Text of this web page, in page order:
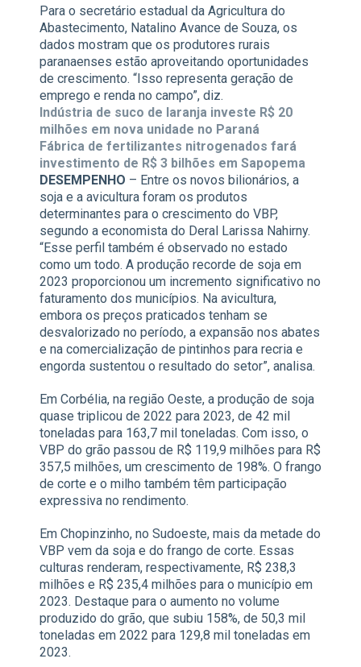
Para o secretário estadual da Agricultura do
Abastecimento, Natalino Avance de Souza, os
dados mostram que os produtores rurais
paranaenses estão aproveitando oportunidades
de crescimento. “Isso representa geração de
emprego e renda no campo”, diz.
Indústria de suco de laranja investe R$ 20
milhões em nova unidade no Paraná
Fábrica de fertilizantes nitrogenados fará
investimento de R$ 3 bilhões em Sapopema
DESEMPENHO – Entre os novos bilionários, a
soja e a avicultura foram os produtos
determinantes para o crescimento do VBP,
segundo a economista do Deral Larissa Nahirny.
“Esse perfil também é observado no estado
como um todo. A produção recorde de soja em
2023 proporcionou um incremento significativo no
faturamento dos municípios. Na avicultura,
embora os preços praticados tenham se
desvalorizado no período, a expansão nos abates
e na comercialização de pintinhos para recria e
engorda sustentou o resultado do setor”, analisa.
Em Corbélia, na região Oeste, a produção de soja
quase triplicou de 2022 para 2023, de 42 mil
toneladas para 163,7 mil toneladas. Com isso, o
VBP do grão passou de R$ 119,9 milhões para R$
357,5 milhões, um crescimento de 198%. O frango
de corte e o milho também têm participação
expressiva no rendimento.
Em Chopinzinho, no Sudoeste, mais da metade do
VBP vem da soja e do frango de corte. Essas
culturas renderam, respectivamente, R$ 238,3
milhões e R$ 235,4 milhões para o município em
2023. Destaque para o aumento no volume
produzido do grão, que subiu 158%, de 50,3 mil
toneladas em 2022 para 129,8 mil toneladas em
2023.